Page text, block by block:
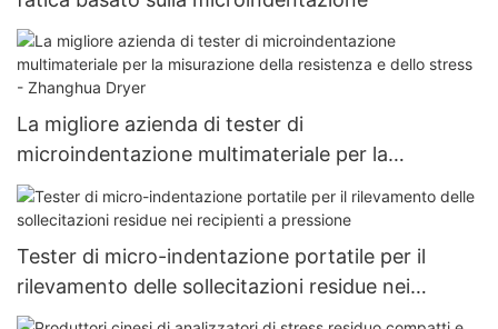
La migliore azienda di tester di
microindentazione multimateriale per la
misurazione della resistenza e dello stress -
Zhanghua Dryer
Tester di micro-indentazione portatile per il
rilevamento delle sollecitazioni residue nei
recipienti a pressione